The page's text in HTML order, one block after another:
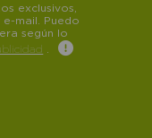
exclusivos,
mail. Puedo
según lo